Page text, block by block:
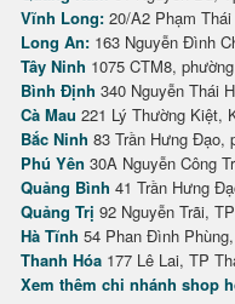
Vĩnh Long: 20/A2 Phạm
Long An: 163 Nguyễn Đình
Tây Ninh 1075 CTM8,
Bình Định 340 Nguyễn Thái
Cà Mau 221 Lý Thường Kiệt,
Bắc Ninh 83 Trần Hưng Đạo,
Phú Yên 30A Nguyễn Công
Quảng Bình 41 Trần Hưng
Quảng Trị 92 Nguyễn Trãi,
Hà Tĩnh 54 Phan Đình
Thanh Hóa 177 Lê Lai, TP
Xem thêm chi nhánh shop